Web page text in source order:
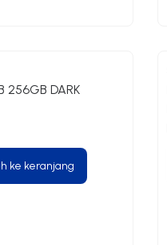
256GB DARK
ke keranjang